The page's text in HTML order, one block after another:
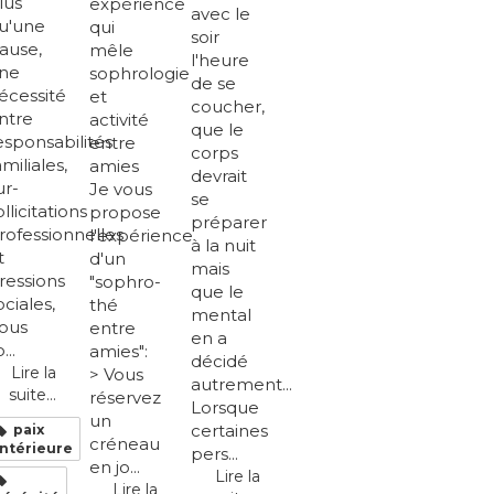
Lire la
suite...
paix
qui
mêle
sophrologie
et
activité
entre
amies
Je vous
propose
l'expérience
d'un
"sophro-
thé
entre
amies":
> Vous
réservez
un
créneau
en jo...
Lire la
avec le
soir
l'heure
de se
coucher,
que le
corps
devrait
se
préparer
à la nuit
mais
que le
mental
en a
décidé
autrement...
Lorsque
certaines
pers...
Lire la